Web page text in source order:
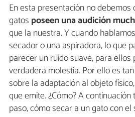
En esta presentación no
gatos poseen una audición
que la nuestra. Y cuando
secador o una aspiradora, lo que
parecer un ruido suave, para
verdadera molestia. Por ello es
sobre la adaptación al objeto
que emite. ¿Cómo? A
paso, cómo secar a un gato con el